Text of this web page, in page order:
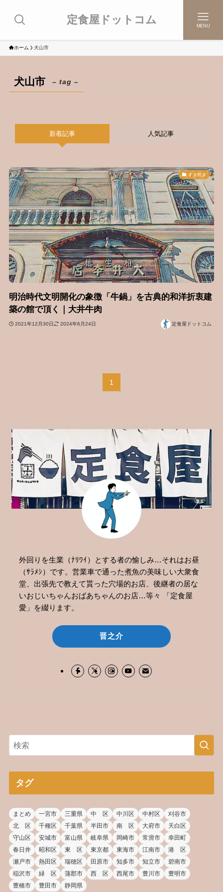
定食屋ドットコム MENU
ホーム 犬山市
犬山市 – tag –
新着記事 人気記事
すき焼き
明治時代文明開化の象徴「牛鍋」を古典的和洋折衷建
築の館で頂く｜大井牛肉
2021年12月30日 2024年6月24日 定食屋ドットコム
1
外回りを生業（ﾅﾘﾜｲ）とする者の愉しみ…それはお昼
（ｻﾗﾒｼ）です。営業車で通った煮魚の美味しい大衆食
堂、出張先で教えて貰った穴場的お店、後継者の居な
いおじいちゃんおばあちゃんのお店…等々 「定食屋
愛」を綴ります。
晋之介
タグ
まとめ 一宮市 三重県 中 区 中川区 中村区
刈谷市
北 区
千種区 千葉県 半田市 南 区 大府市
天白区
守山区
安城市 富山県 岐阜県 岡崎市 常滑市
幸田町
春日井
昭和区 東 区 東京都 東海市 江南市
港 区
瀬戸市
熱田区 瑞穂区 田原市 知多市 知立市
碧南市
稲沢市
緑 区 蒲郡市 西 区 西尾市 豊川市
豊明市
豊橋市
豊田市 静岡県